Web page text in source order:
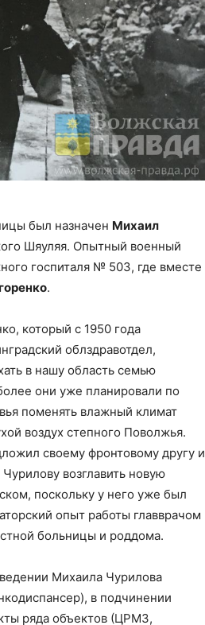
был назначен Михаил
Шяуляя. Опытный военный
госпиталя № 503, где вместе
.
который с 1950 года
облздравотдел,
в нашу область семью
они уже планировали по
поменять влажный климат
воздух степного Поволжья.
своему фронтовому другу и
возглавить новую
поскольку у него уже был
опыт работы главврачом
больницы и роддома.
Михаила Чурилова
в подчинении
ряда объектов (ЦРМЗ,